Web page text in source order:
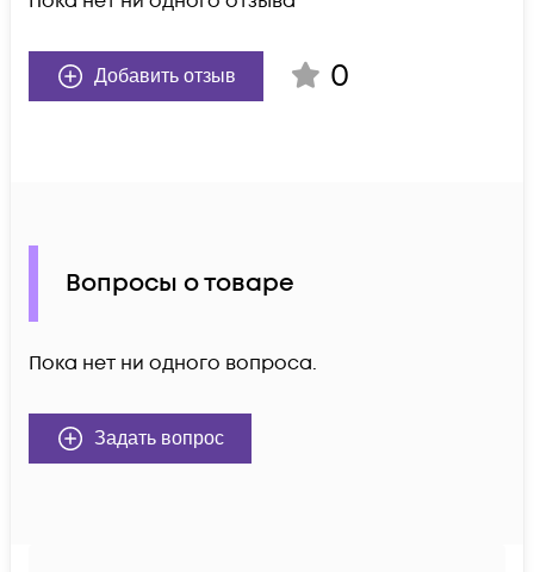
Добавить отзыв 0
Вопросы о товаре
Пока нет ни одного вопроса.
Задать вопрос